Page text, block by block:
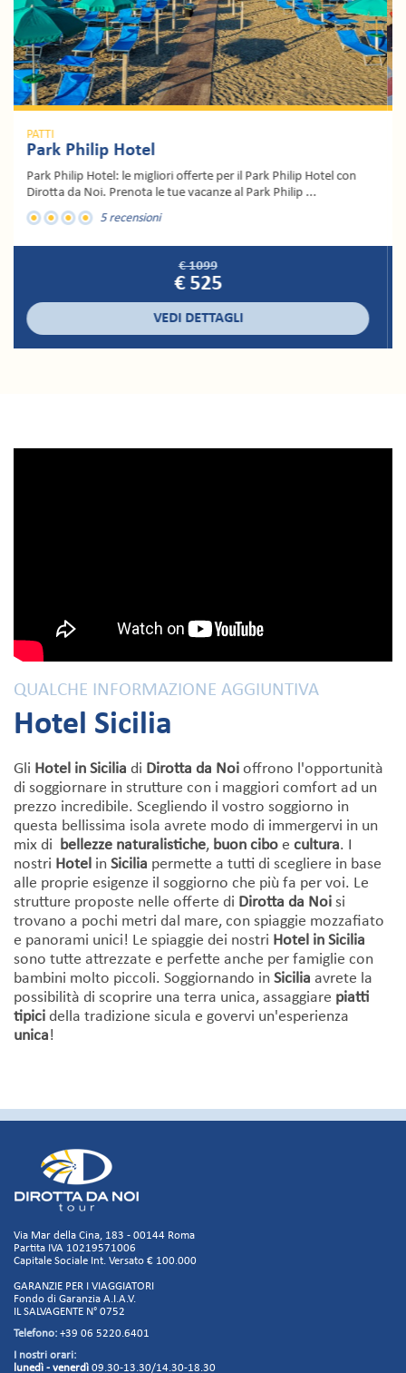
CATANIA
Hotel Costa del Sole
L'Hotel Costa del Sole è situato a pochi passi dalla rinomata
Catania e affacciato sulle graziose baie del Siciliane, ...
2 recensioni
€ 890
€ 380
VEDI DETTAGLI
QUALCHE INFORMAZIONE AGGIUNTIVA
Hotel Sicilia
Gli Hotel in Sicilia di Dirotta da Noi offrono l'opportunità
di soggiornare in strutture con i maggiori comfort ad un
prezzo incredibile. Scegliendo il vostro soggiorno in
questa bellissima isola avrete modo di immergervi in un
mix di
bellezze naturalistiche, buon cibo e cultura. I
nostri Hotel in Sicilia permette a tutti di scegliere in base
alle proprie esigenze il soggiorno che più fa per voi. Le
strutture proposte nelle offerte di Dirotta da Noi si
trovano a pochi metri dal mare, con spiaggie mozzafiato
e panorami unici! Le spiaggie dei nostri Hotel in Sicilia
sono tutte attrezzate e perfette anche per famiglie con
bambini molto piccoli. Soggiornando in Sicilia avrete la
possibilità di scoprire una terra unica, assaggiare piatti
tipici della tradizione sicula e govervi un'esperienza
unica!
Via Mar della Cina, 183 - 00144 Roma
Partita IVA 10219571006
Capitale Sociale Int. Versato € 100.000
GARANZIE PER I VIAGGIATORI
Fondo di Garanzia A.I.A.V.
IL SALVAGENTE N° 0752
Telefono: +39 06 5220.6401
I nostri orari:
lunedì - venerdì 09.30-13.30/14.30-18.30